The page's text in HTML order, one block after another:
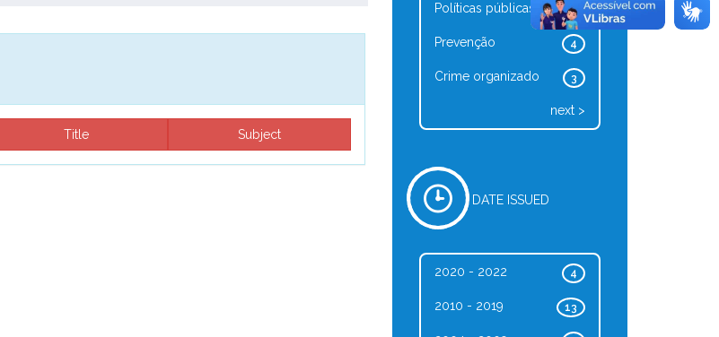
4
Políticas públicas
4
Prevenção
3
Crime organizado
next >
DATE ISSUED
4
2020 - 2022
13
2010 - 2019